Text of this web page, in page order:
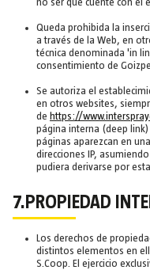
no ser que cuente con el
Queda prohibida la
a través de la Web, en
técnica denominada 'in
consentimiento de
Se autoriza el
en otros websites,
de https://
página interna (deep
páginas aparezcan en
direcciones IP,
pudiera derivarse por
7.PROPIEDAD
Los derechos de
distintos elementos en
S.Coop. El ejercicio